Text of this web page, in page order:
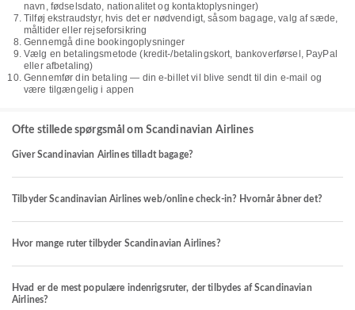
navn, fødselsdato, nationalitet og kontaktoplysninger)
Tilføj ekstraudstyr, hvis det er nødvendigt, såsom bagage, valg af sæde,
måltider eller rejseforsikring
Gennemgå dine bookingoplysninger
Vælg en betalingsmetode (kredit-/betalingskort, bankoverførsel, PayPal
eller afbetaling)
Gennemfør din betaling — din e-billet vil blive sendt til din e-mail og
være tilgængelig i appen
Ofte stillede spørgsmål om Scandinavian Airlines
Giver Scandinavian Airlines tilladt bagage?
Tilbyder Scandinavian Airlines web/online check-in? Hvornår åbner det?
Hvor mange ruter tilbyder Scandinavian Airlines?
Hvad er de mest populære indenrigsruter, der tilbydes af Scandinavian
Airlines?